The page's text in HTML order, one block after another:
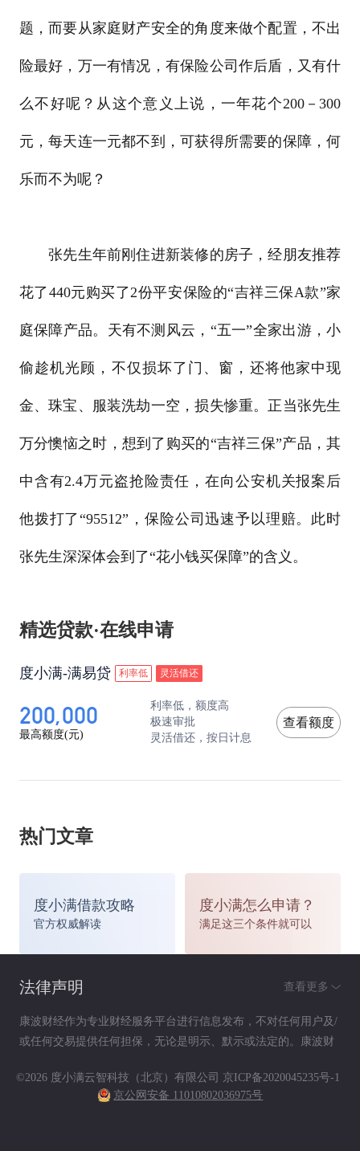
题，而要从家庭财产安全的角度来做个配置，不出
险最好，万一有情况，有保险公司作后盾，又有什
么不好呢？从这个意义上说，一年花个200－300
元，每天连一元都不到，可获得所需要的保障，何
乐而不为呢？
张先生年前刚住进新装修的房子，经朋友推荐
花了440元购买了2份平安保险的“吉祥三保A款”家
庭保障产品。天有不测风云，“五一”全家出游，小
偷趁机光顾，不仅损坏了门、窗，还将他家中现
金、珠宝、服装洗劫一空，损失惨重。正当张先生
万分懊恼之时，想到了购买的“吉祥三保”产品，其
中含有2.4万元盗抢险责任，在向公安机关报案后
他拨打了“95512”，保险公司迅速予以理赔。此时
张先生深深体会到了“花小钱买保障”的含义。
精选贷款·在线申请
度小满-满易贷 利率低 灵活借还
200,000
最高额度(元)
利率低，额度高
极速审批
灵活借还，按日计息
查看额度
热门文章
度小满借款攻略
官方权威解读
度小满怎么申请？
满足这三个条件就可以
法律声明 查看更多
康波财经作为专业财经服务平台进行信息发布，不对任何用户及/
或任何交易提供任何担保，无论是明示、默示或法定的。康波财
链接）仅供参考（如：历史或预期收益不代表实际收益），不作
为任何法律文件，亦不构成任何邀约、投资建议或承诺，用户应
©2026 度小满云智科技（北京）有限公司 京ICP备2020045235号-1
京公网安备 11010802036975号